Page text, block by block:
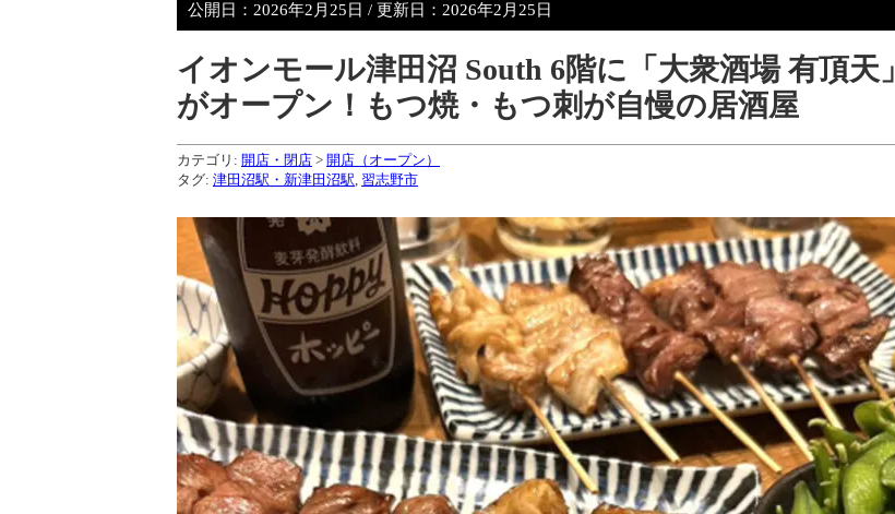
公開日： 2026年2月25日 / 更新日： 2026年2月25日
イオンモール津田沼 South 6階に「大衆酒場 有頂天」
がオープン！もつ焼・もつ刺が自慢の居酒屋
カテゴリ: 開店・閉店 > 開店（オープン）
タグ: 津田沼駅・新津田沼駅 習志野市